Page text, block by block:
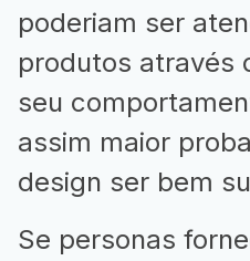
poderiam ser
produtos através
seu
assim maior
design ser bem
Se personas